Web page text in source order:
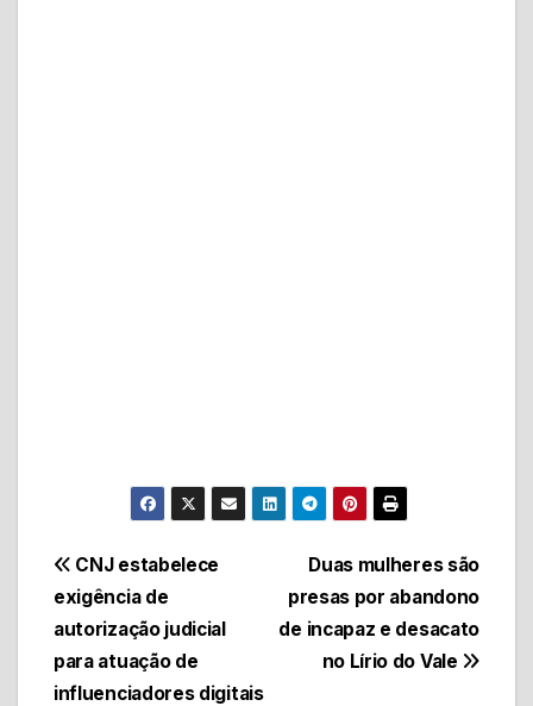
Navegação
de
Post
Duas mulheres são
presas por abandono
de incapaz e desacato
no Lírio do Vale
CNJ estabelece
exigência de
autorização judicial
para atuação de
influenciadores digitais